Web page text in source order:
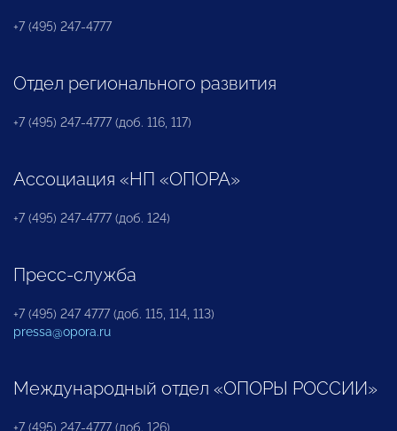
+7 (495) 247-4777
Отдел регионального развития
+7 (495) 247-4777 (доб. 116, 117)
Ассоциация «НП «ОПОРА»
+7 (495) 247-4777 (доб. 124)
Пресс-служба
+7 (495) 247 4777 (доб. 115, 114, 113)
pressa@opora.ru
Международный отдел «ОПОРЫ РОССИИ»
+7 (495) 247-4777 (доб. 126)